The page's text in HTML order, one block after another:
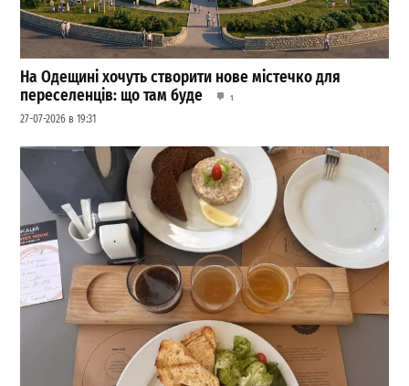
На Одещині хочуть створити нове містечко для
переселенців: що там буде
1
27-07-2026 в 19:31